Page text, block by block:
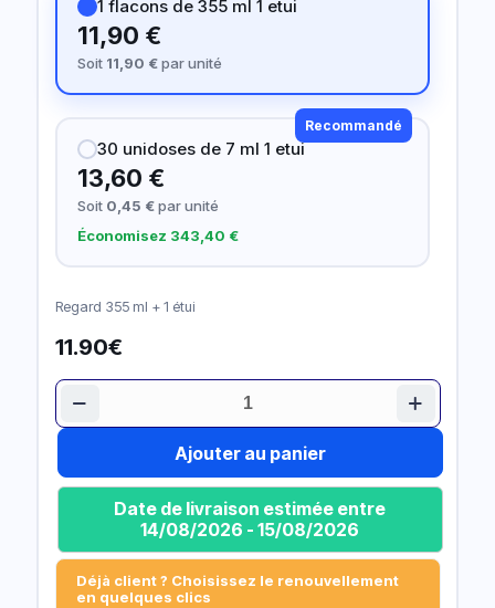
1 flacons de 355 ml 1 etui
11,90 €
Soit 11,90 €par unité
Recommandé
30 unidoses de 7 ml 1 etui
13,60 €
Soit 0,45 €par unité
Économisez 343,40 €
Regard 355 ml + 1 étui
11.90€
quantité
REGARD
Ajouter au panier
Date de livraison estimée entre
14/08/2026 - 15/08/2026
Déjà client ? Choisissez le renouvellement
en quelques clics